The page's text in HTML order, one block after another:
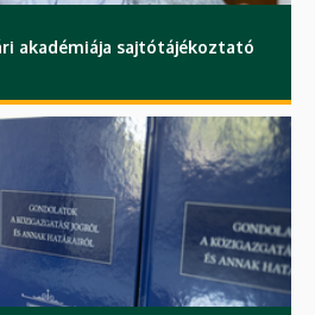
akadémiája sajtótájékoztató